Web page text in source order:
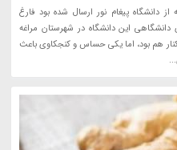
پیغام نور ارسال شده بود فارغ
این دانشگاه در شهرستان مراغه
کنار هم بود، اما یکی حساس و کنجکاوی باعث